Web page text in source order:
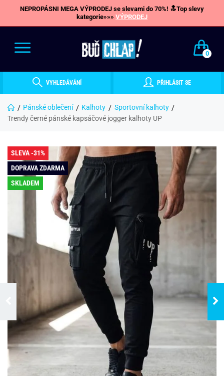
NEPROPÁSNI MEGA VÝPRODEJ se slevami do 70%! 🔝Top slevy
kategorie»»» VÝPRODEJ
0
VYHLEDÁVÁNÍ PŘIHLÁSIT SE
Pánské oblečení Kalhoty
Sportovní kalhoty
Trendy černé pánské kapsáčové jogger kalhoty UP
SLEVA -31%
DOPRAVA ZDARMA
SKLADEM